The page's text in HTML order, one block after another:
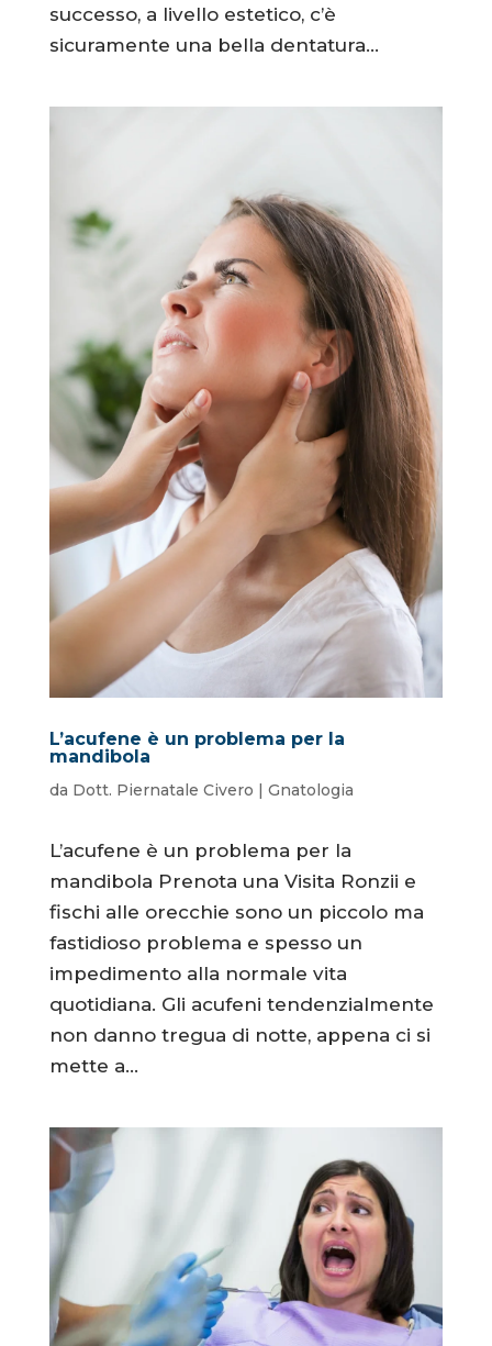
successo, a livello estetico, c’è
sicuramente una bella dentatura...
L’acufene è un problema per la
mandibola
da Dott. Piernatale Civero | Gnatologia
L’acufene è un problema per la
mandibola Prenota una Visita Ronzii e
fischi alle orecchie sono un piccolo ma
fastidioso problema e spesso un
impedimento alla normale vita
quotidiana. Gli acufeni tendenzialmente
non danno tregua di notte, appena ci si
mette a...